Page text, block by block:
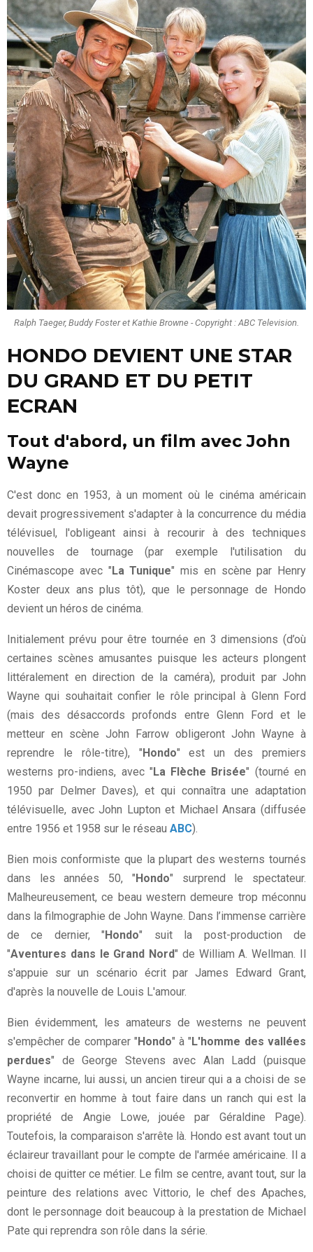
Ralph Taeger, Buddy Foster et Kathie Browne - Copyright : ABC Television.
HONDO DEVIENT UNE STAR
DU GRAND ET DU PETIT
ECRAN
Tout d'abord, un film avec John
Wayne
C'est donc en 1953, à un moment où le cinéma américain
devait progressivement s'adapter à la concurrence du média
télévisuel, l'obligeant ainsi à recourir à des techniques
nouvelles de tournage (par exemple l'utilisation du
Cinémascope avec " La Tunique" mis en scène par Henry
Koster deux ans plus tôt), que le personnage de Hondo
devient un héros de cinéma.
Initialement prévu pour être tournée en 3 dimensions (d’où
certaines scènes amusantes puisque les acteurs plongent
littéralement en direction de la caméra), produit par John
Wayne qui souhaitait confier le rôle principal à Glenn Ford
(mais des désaccords profonds entre Glenn Ford et le
metteur en scène John Farrow obligeront John Wayne à
reprendre le rôle-titre), " Hondo" est un des premiers
westerns pro-indiens, avec " La Flèche Brisée" (tourné en
1950 par Delmer Daves), et qui connaîtra une adaptation
télévisuelle, avec John Lupton et Michael Ansara (diffusée
entre 1956 et 1958 sur le réseau ABC).
Bien mois conformiste que la plupart des westerns tournés
dans les années 50, " Hondo" surprend le spectateur.
Malheureusement, ce beau western demeure trop méconnu
dans la filmographie de John Wayne. Dans l’immense carrière
de ce dernier, " Hondo" suit la post-production de
"Aventures dans le Grand Nord" de William A. Wellman. Il
s'appuie sur un scénario écrit par James Edward Grant,
d'après la nouvelle de Louis L'amour.
Bien évidemment, les amateurs de westerns ne peuvent
s'empêcher de comparer " Hondo" à " L'homme des vallées
perdues" de George Stevens avec Alan Ladd (puisque
Wayne incarne, lui aussi, un ancien tireur qui a a choisi de se
reconvertir en homme à tout faire dans un ranch qui est la
propriété de Angie Lowe, jouée par Géraldine Page).
Toutefois, la comparaison s'arrête là. Hondo est avant tout un
éclaireur travaillant pour le compte de l'armée américaine. Il a
choisi de quitter ce métier. Le film se centre, avant tout, sur la
peinture des relations avec Vittorio, le chef des Apaches,
dont le personnage doit beaucoup à la prestation de Michael
Pate qui reprendra son rôle dans la série.